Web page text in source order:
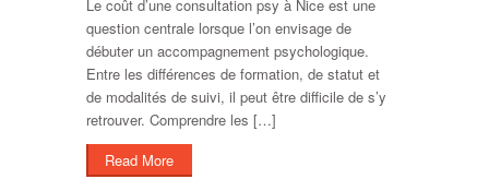
Le coût d’une consultation psy à Nice est une
question centrale lorsque l’on envisage de
débuter un accompagnement psychologique.
Entre les différences de formation, de statut et
de modalités de suivi, il peut être difficile de s’y
retrouver. Comprendre les […]
Read More